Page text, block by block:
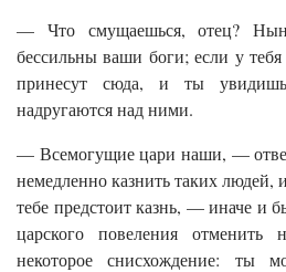
— Что смущаешься, отец?
бессильны ваши боги; если у
принесут сюда, и ты
надругаются над ними.
— Всемогущие цари наши, —
немедленно казнить таких людей,
тебе предстоит казнь, — иначе и
царского повеления
некоторое снисхождение: ты